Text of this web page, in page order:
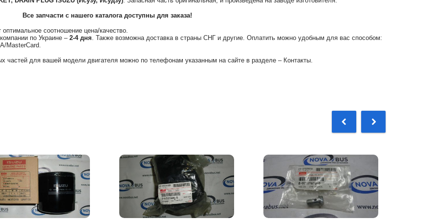
Все запчасти с нашего каталога доступны для заказа!
оптимальное соотношение цена/качество.
по Украине –2-4 дня. Также возможна доставка в страны СНГ и другие. Оплатить можно удобным для вас способом:
MasterCard.
частей для вашей модели двигателя можно по телефонам указанным на сайте в разделе – Контакты.